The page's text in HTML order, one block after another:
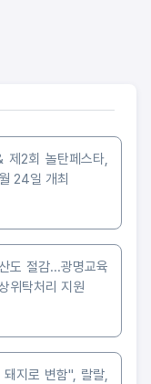
제2회 놀탄페스타,
24일 개최
도 절감...광명교육
위탁처리 지원
지로 변함", 랄랄,